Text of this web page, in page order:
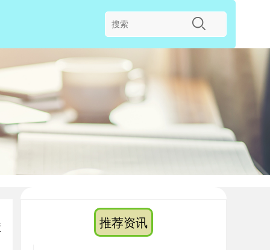
推荐资讯